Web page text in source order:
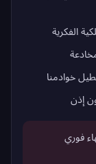
الفكرية
خوادمنا
إذن
فوري